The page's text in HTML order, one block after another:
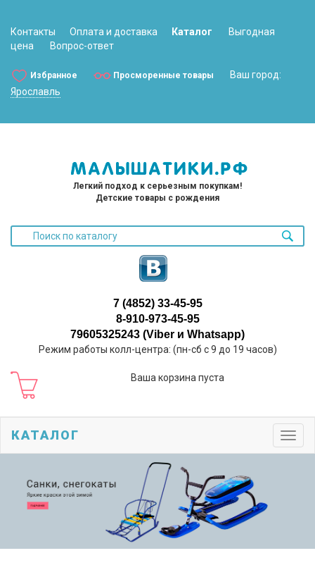
Контакты Оплата и доставка Каталог
Выгодная
цена
Вопрос-ответ
Избранное Просморенные товары
Ваш город:
Ярославль
Легкий подход к серьезным покупкам!
Детские товары с рождения
7 (4852) 33-45-95
8-910-973-45-95
79605325243 (Viber и Whatsapp)
Режим работы колл-центра: (пн-сб с 9 до 19 часов)
Ваша корзина пуста
КАТАЛОГ